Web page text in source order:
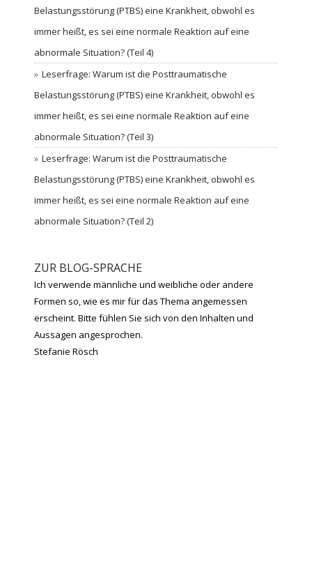
Belastungsstörung (PTBS) eine Krankheit, obwohl es
immer heißt, es sei eine normale Reaktion auf eine
abnormale Situation? (Teil 4)
Leserfrage: Warum ist die Posttraumatische
Belastungsstörung (PTBS) eine Krankheit, obwohl es
immer heißt, es sei eine normale Reaktion auf eine
abnormale Situation? (Teil 3)
Leserfrage: Warum ist die Posttraumatische
Belastungsstörung (PTBS) eine Krankheit, obwohl es
immer heißt, es sei eine normale Reaktion auf eine
abnormale Situation? (Teil 2)
ZUR BLOG-SPRACHE
Ich verwende männliche und weibliche oder andere
Formen so, wie es mir für das Thema angemessen
erscheint. Bitte fühlen Sie sich von den Inhalten und
Aussagen angesprochen.
Stefanie Rösch